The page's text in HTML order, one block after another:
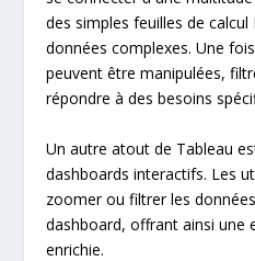
des simples feuilles de calcul
données complexes. Une
peuvent être manipulées,
répondre à des besoins
Un autre atout de Tableau
dashboards interactifs. Les
zoomer ou filtrer les
dashboard, offrant ainsi une
enrichie.